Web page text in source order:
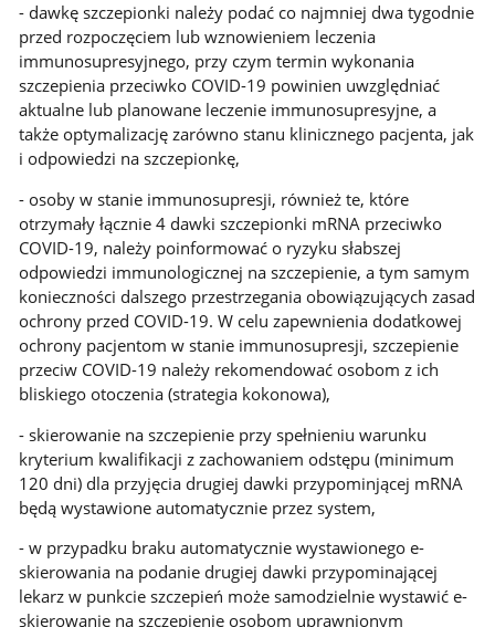
- dawkę szczepionki należy podać co najmniej dwa tygodnie
przed rozpoczęciem lub wznowieniem leczenia
immunosupresyjnego, przy czym termin wykonania
szczepienia przeciwko COVID-19 powinien uwzględniać
aktualne lub planowane leczenie immunosupresyjne, a
także optymalizację zarówno stanu klinicznego pacjenta, jak
i odpowiedzi na szczepionkę,
- osoby w stanie immunosupresji, również te, które
otrzymały łącznie 4 dawki szczepionki mRNA przeciwko
COVID-19, należy poinformować o ryzyku słabszej
odpowiedzi immunologicznej na szczepienie, a tym samym
konieczności dalszego przestrzegania obowiązujących zasad
ochrony przed COVID-19. W celu zapewnienia dodatkowej
ochrony pacjentom w stanie immunosupresji, szczepienie
przeciw COVID-19 należy rekomendować osobom z ich
bliskiego otoczenia (strategia kokonowa),
- skierowanie na szczepienie przy spełnieniu warunku
kryterium kwalifikacji z zachowaniem odstępu (minimum
120 dni) dla przyjęcia drugiej dawki przypominjącej mRNA
będą wystawione automatycznie przez system,
- w przypadku braku automatycznie wystawionego e-
skierowania na podanie drugiej dawki przypominającej
lekarz w punkcie szczepień może samodzielnie wystawić e-
skierowanie na szczepienie osobom uprawnionym